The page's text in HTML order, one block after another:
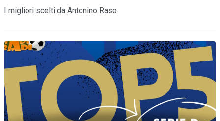
I migliori scelti da Antonino Raso